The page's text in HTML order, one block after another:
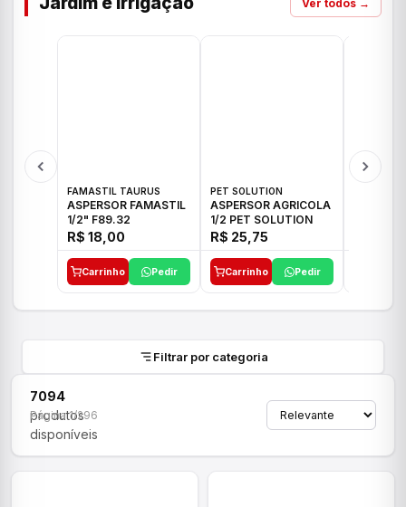
Ver todos →
FAMASTIL TAURUS
ASPERSOR FAMASTIL
1/2" F89.32
R$ 18,00
Carrinho Pedir
PET SOLUTION
ASPERSOR AGRICOLA
1/2 PET SOLUTION
R$ 25,75
Carrinho Pedir
Filtrar por categoria
7094
produtos
disponíveis
Página 1/296